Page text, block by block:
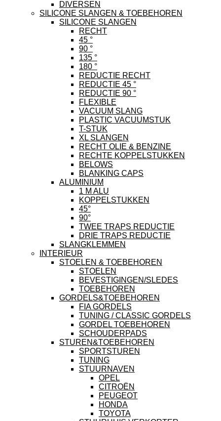
DIVERSEN
SILICONE SLANGEN & TOEBEHOREN
SILICONE SLANGEN
RECHT
45 °
90 °
135 °
180 °
REDUCTIE RECHT
REDUCTIE 45 °
REDUCTIE 90 °
FLEXIBLE
VACUUM SLANG
PLASTIC VACUUMSTUK
T-STUK
XL SLANGEN
RECHT OLIE & BENZINE
RECHTE KOPPELSTUKKEN
BELOWS
BLANKING CAPS
ALUMINIUM
1 M ALU
KOPPELSTUKKEN
45°
90°
TWEE TRAPS REDUCTIE
DRIE TRAPS REDUCTIE
SLANGKLEMMEN
INTERIEUR
STOELEN & TOEBEHOREN
STOELEN
BEVESTIGINGEN/SLEDES
TOEBEHOREN
GORDELS&TOEBEHOREN
FIA GORDELS
TUNING / CLASSIC GORDELS
GORDEL TOEBEHOREN
SCHOUDERPADS
STUREN&TOEBEHOREN
SPORTSTUREN
TUNING
STUURNAVEN
OPEL
CITROËN
PEUGEOT
HONDA
TOYOTA